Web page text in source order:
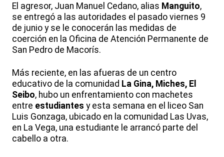
El agresor, Juan Manuel Cedano, alias Manguito,
se entregó a las autoridades el pasado viernes 9
de junio y se le conocerán las medidas de
coerción en la Oficina de Atención Permanente de
San Pedro de Macorís.
Más reciente, en las afueras de un centro
educativo de la comunidad La Gina, Miches, El
Seibo, hubo un enfrentamiento con machetes
entre estudiantes y esta semana en el liceo San
Luis Gonzaga, ubicado en la comunidad Las Uvas,
en La Vega, una estudiante le arrancó parte del
cabello a otra.